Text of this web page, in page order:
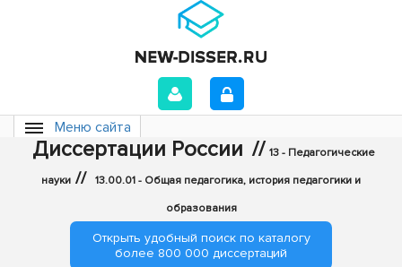
Меню сайта
Диссертации России // 13 - Педагогические
науки // 13.00.01 - Общая педагогика, история педагогики и
образования
Открыть удобный поиск по каталогу
более 800 000 диссертаций